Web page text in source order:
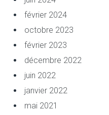
février 2024
octobre 2023
février 2023
décembre 2022
juin 2022
janvier 2022
mai 2021